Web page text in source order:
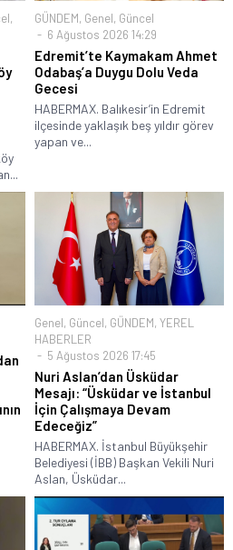
,
GÜNDEM, Genel, Güncel
6 Ağustos 2026 14:29
Edremit’te Kaymakam Ahmet
Odabaş’a Duygu Dolu Veda
Gecesi
HABERMAX. Balıkesir’in Edremit
ilçesinde yaklaşık beş yıldır görev
yapan ve...
Genel, Güncel, GÜNDEM, YEREL
HABERLER
5 Ağustos 2026 17:45
Nuri Aslan’dan Üsküdar
Mesajı: “Üsküdar ve İstanbul
İçin Çalışmaya Devam
Edeceğiz”
HABERMAX. İstanbul Büyükşehir
Belediyesi (İBB) Başkan Vekili Nuri
Aslan, Üsküdar...